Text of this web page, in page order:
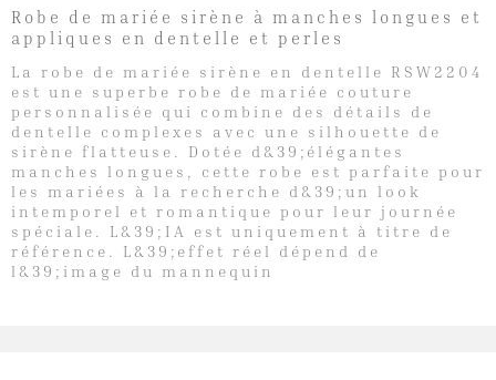
Robe de mariée sirène à manches longues et
appliques en dentelle et perles
La robe de mariée sirène en dentelle RSW2204
est une superbe robe de mariée couture
personnalisée qui combine des détails de
dentelle complexes avec une silhouette de
sirène flatteuse. Dotée d&39;élégantes
manches longues, cette robe est parfaite pour
les mariées à la recherche d&39;un look
intemporel et romantique pour leur journée
spéciale. L&39;IA est uniquement à titre de
référence. L&39;effet réel dépend de
l&39;image du mannequin